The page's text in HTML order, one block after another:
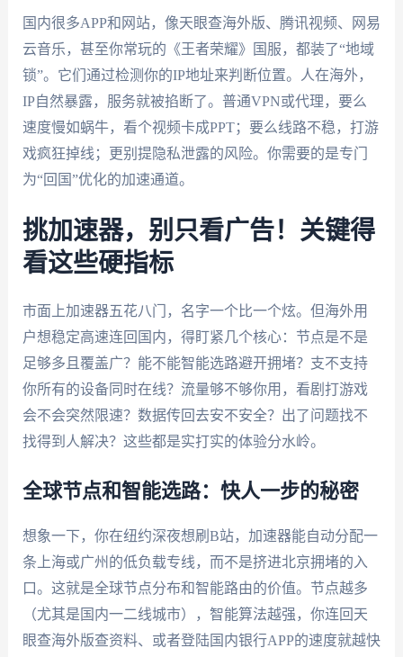
国内很多APP和网站，像天眼查海外版、腾讯视频、网易
云音乐，甚至你常玩的《王者荣耀》国服，都装了“地域
锁”。它们通过检测你的IP地址来判断位置。人在海外，
IP自然暴露，服务就被掐断了。普通VPN或代理，要么
速度慢如蜗牛，看个视频卡成PPT；要么线路不稳，打游
戏疯狂掉线；更别提隐私泄露的风险。你需要的是专门
为“回国”优化的加速通道。
挑加速器，别只看广告！关键得
看这些硬指标
市面上加速器五花八门，名字一个比一个炫。但海外用
户想稳定高速连回国内，得盯紧几个核心：节点是不是
足够多且覆盖广？能不能智能选路避开拥堵？支不支持
你所有的设备同时在线？流量够不够你用，看剧打游戏
会不会突然限速？数据传回去安不安全？出了问题找不
找得到人解决？这些都是实打实的体验分水岭。
全球节点和智能选路：快人一步的秘密
想象一下，你在纽约深夜想刷B站，加速器能自动分配一
条上海或广州的低负载专线，而不是挤进北京拥堵的入
口。这就是全球节点分布和智能路由的价值。节点越多
（尤其是国内一二线城市），智能算法越强，你连回天
眼查海外版查资料、或者登陆国内银行APP的速度就越快